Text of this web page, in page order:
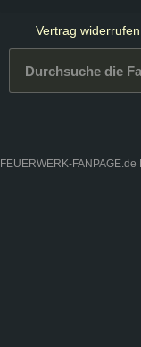
Vertrag widerrufen
FEUERWERK-FANPAGE.de